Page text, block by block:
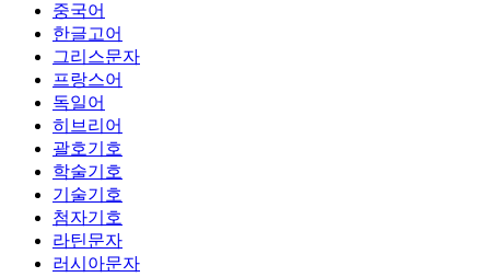
중국어
한글고어
그리스문자
프랑스어
독일어
히브리어
괄호기호
학술기호
기술기호
첨자기호
라틴문자
러시아문자